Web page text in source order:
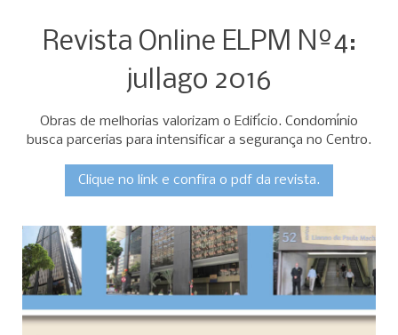
Revista Online ELPM Nº4:
jul|ago 2016
Obras de melhorias valorizam o Edifício. Condomínio
busca parcerias para intensificar a segurança no Centro.
Clique no link e confira o pdf da revista.